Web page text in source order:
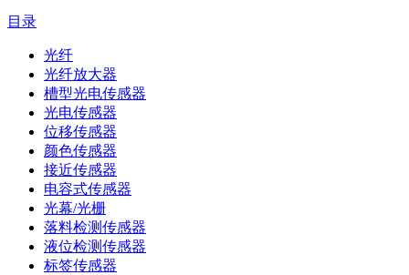
目录
光纤
光纤放大器
槽型光电传感器
光电传感器
位移传感器
颜色传感器
接近传感器
电容式传感器
光幕/光栅
落料检测传感器
液位检测传感器
标签传感器